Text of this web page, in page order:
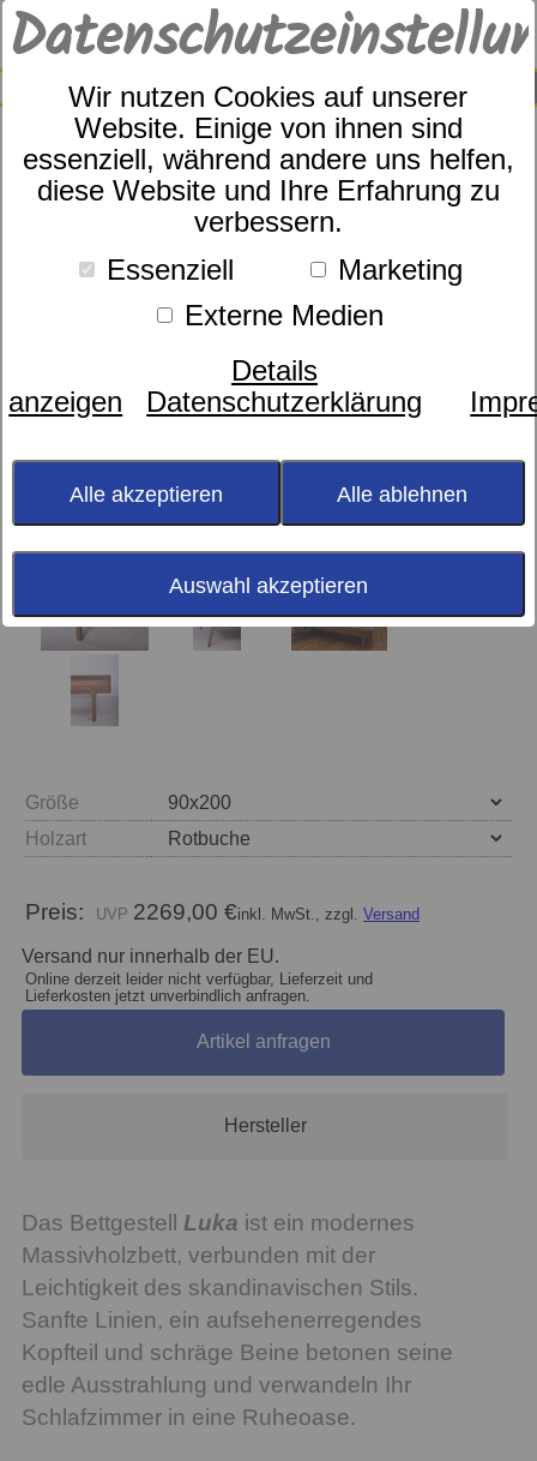
Wir nutzen Cookies auf unserer
Website. Einige von ihnen sind
essenziell, während andere uns helfen,
diese Website und Ihre Erfahrung zu
verbessern.
Essenziell
Marketing
Externe Medien
Details
anzeigen
Datenschutzerklärung
Alle akzeptieren Alle ablehnen
Auswahl akzeptieren
SUCHE
0
Bettgestell Luka
Größe
Holzart
Preis: 2269,00 €inkl. MwSt., zzgl. Versand
Versand nur innerhalb der EU.
Online derzeit leider nicht verfügbar, Lieferzeit und
Lieferkosten jetzt unverbindlich anfragen.
Artikel anfragen
Hersteller
Das Bettgestell Luka ist ein modernes
Massivholzbett, verbunden mit der
Leichtigkeit des skandinavischen Stils.
Sanfte Linien, ein aufsehenerregendes
Kopfteil und schräge Beine betonen seine
edle Ausstrahlung und verwandeln Ihr
Schlafzimmer in eine Ruheoase.